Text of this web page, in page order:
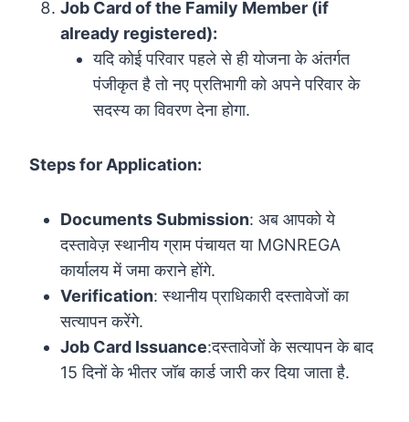
Job Card of the Family Member (if
already registered):
यदि कोई परिवार पहले से ही योजना के अंतर्गत
पंजीकृत है तो नए प्रतिभागी को अपने परिवार के
सदस्य का विवरण देना होगा.
Steps for Application:
Documents Submission: अब आपको ये
दस्तावेज़ स्थानीय ग्राम पंचायत या MGNREGA
कार्यालय में जमा कराने होंगे.
Verification: स्थानीय प्राधिकारी दस्तावेजों का
सत्यापन करेंगे.
Job Card Issuance:दस्तावेजों के सत्यापन के बाद
15 दिनों के भीतर जॉब कार्ड जारी कर दिया जाता है.